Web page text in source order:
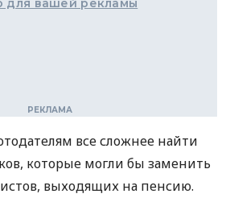
все сложнее найти
которые могли бы заменить
выходящих на пенсию.